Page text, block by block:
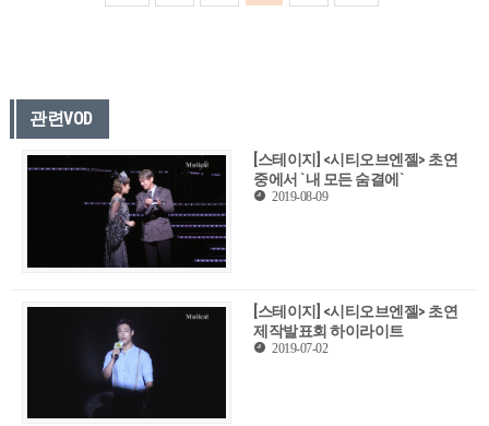
관련VOD
[스테이지] <시티오브엔젤> 초연
중에서 `내 모든 숨결에`
2019-08-09
[스테이지] <시티오브엔젤> 초연
제작발표회 하이라이트
2019-07-02